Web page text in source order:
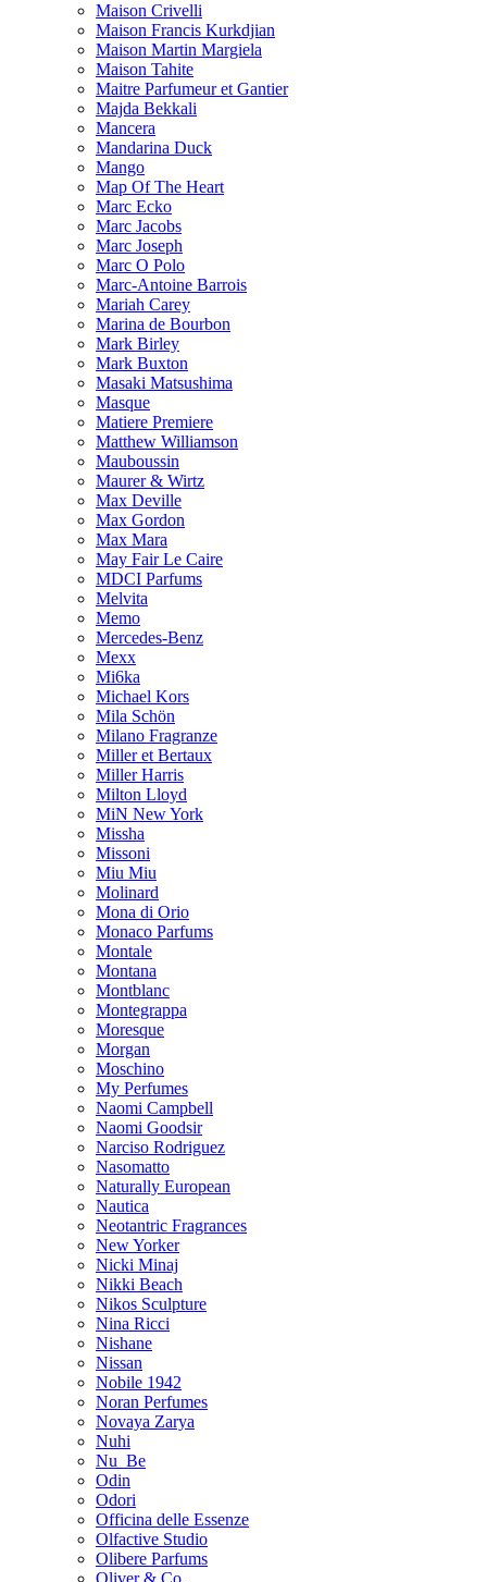
Maison Crivelli
Maison Francis Kurkdjian
Maison Martin Margiela
Maison Tahite
Maitre Parfumeur et Gantier
Majda Bekkali
Mancera
Mandarina Duck
Mango
Map Of The Heart
Marc Ecko
Marc Jacobs
Marc Joseph
Marc O Polo
Marc-Antoine Barrois
Mariah Carey
Marina de Bourbon
Mark Birley
Mark Buxton
Masaki Matsushima
Masque
Matiere Premiere
Matthew Williamson
Mauboussin
Maurer & Wirtz
Max Deville
Max Gordon
Max Mara
May Fair Le Caire
MDCI Parfums
Melvita
Memo
Mercedes-Benz
Mexx
Mi6ka
Michael Kors
Mila Schön
Milano Fragranze
Miller et Bertaux
Miller Harris
Milton Lloyd
MiN New York
Missha
Missoni
Miu Miu
Molinard
Mona di Orio
Monaco Parfums
Montale
Montana
Montblanc
Montegrappa
Moresque
Morgan
Moschino
My Perfumes
Naomi Campbell
Naomi Goodsir
Narciso Rodriguez
Nasomatto
Naturally European
Nautica
Neotantric Fragrances
New Yorker
Nicki Minaj
Nikki Beach
Nikos Sculpture
Nina Ricci
Nishane
Nissan
Nobile 1942
Noran Perfumes
Novaya Zarya
Nuhi
Nu_Be
Odin
Odori
Officina delle Essenze
Olfactive Studio
Olibere Parfums
Oliver & Co.